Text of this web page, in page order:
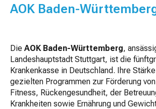
AOK Baden-
Die AOK Baden-Württemberg,
Landeshauptstadt Stuttgart, ist die
Krankenkasse in Deutschland. Ihre
gezielten Programmen zur Förderung
Fitness, Rückengesundheit, der
Krankheiten sowie Ernährung und